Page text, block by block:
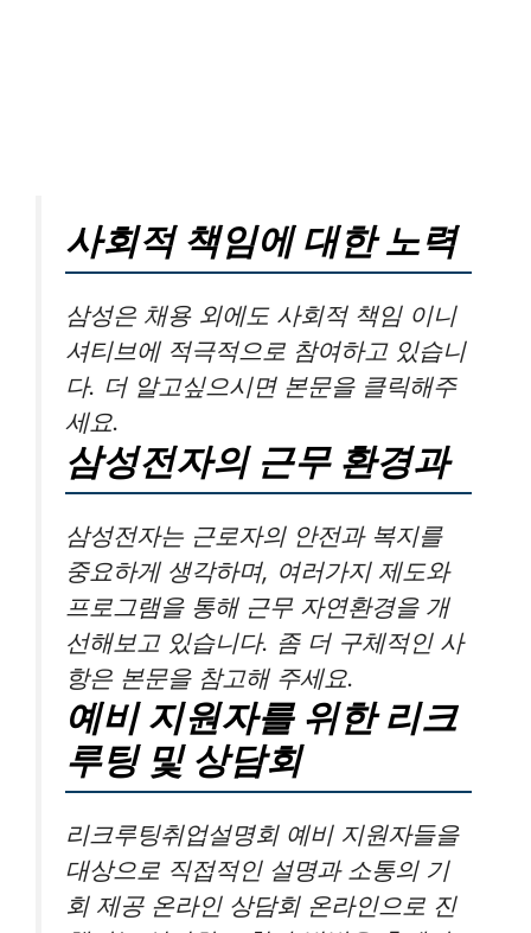
사회적 책임에 대한 노력
삼성은 채용 외에도 사회적 책임 이니
셔티브에 적극적으로 참여하고 있습니
다. 더 알고싶으시면 본문을 클릭해주
세요.
삼성전자의 근무 환경과
삼성전자는 근로자의 안전과 복지를
중요하게 생각하며, 여러가지 제도와
프로그램을 통해 근무 자연환경을 개
선해보고 있습니다. 좀 더 구체적인 사
항은 본문을 참고해 주세요.
예비 지원자를 위한 리크
루팅 및 상담회
리크루팅취업설명회 예비 지원자들을
대상으로 직접적인 설명과 소통의 기
회 제공 온라인 상담회 온라인으로 진